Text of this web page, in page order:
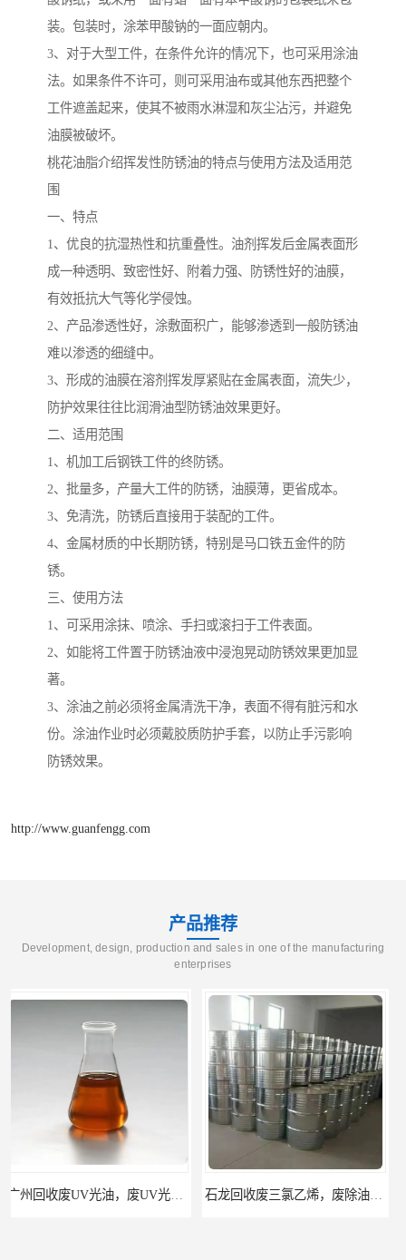
装。包装时，涂苯甲酸钠的一面应朝内。
3、对于大型工件，在条件允许的情况下，也可采用涂油
法。如果条件不许可，则可采用油布或其他东西把整个
工件遮盖起来，使其不被雨水淋湿和灰尘沾污，并避免
油膜被破坏。
桃花油脂介绍挥发性防锈油的特点与使用方法及适用范
围
一、特点
1、优良的抗湿热性和抗重叠性。油剂挥发后金属表面形
成一种透明、致密性好、附着力强、防锈性好的油膜，
有效抵抗大气等化学侵蚀。
2、产品渗透性好，涂敷面积广，能够渗透到一般防锈油
难以渗透的细缝中。
3、形成的油膜在溶剂挥发厚紧贴在金属表面，流失少，
防护效果往往比润滑油型防锈油效果更好。
二、适用范围
1、机加工后钢铁工件的终防锈。
2、批量多，产量大工件的防锈，油膜薄，更省成本。
3、免清洗，防锈后直接用于装配的工件。
4、金属材质的中长期防锈，特别是马口铁五金件的防
锈。
三、使用方法
1、可采用涂抹、喷涂、手扫或滚扫于工件表面。
2、如能将工件置于防锈油液中浸泡晃动防锈效果更加显
著。
3、涂油之前必须将金属清洗干净，表面不得有脏污和水
份。涂油作业时必须戴胶质防护手套，以防止手污影响
防锈效果。
http://www.guanfengg.com
产品推荐
Development, design, production and sales in one of the manufacturing
enterprises